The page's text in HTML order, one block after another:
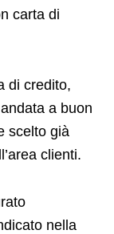
carta di
di credito,
a buon
scelto già
clienti.
nella